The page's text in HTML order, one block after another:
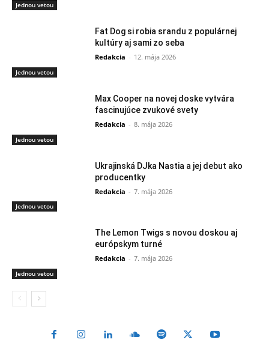
Jednou vetou
Jednou vetou
Fat Dog si robia srandu z populárnej
kultúry aj sami zo seba
Redakcia - 12. mája 2026
Jednou vetou
Max Cooper na novej doske vytvára
fascinujúce zvukové svety
Redakcia - 8. mája 2026
Jednou vetou
Ukrajinská DJka Nastia a jej debut ako
producentky
Redakcia - 7. mája 2026
Jednou vetou
The Lemon Twigs s novou doskou aj
európskym turné
Redakcia - 7. mája 2026